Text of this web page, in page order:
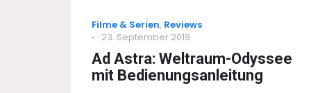
Categories
Filme & Serien, Reviews
Posted
on
23. September 2019
Ad Astra: Weltraum-Odyssee
mit Bedienungsanleitung